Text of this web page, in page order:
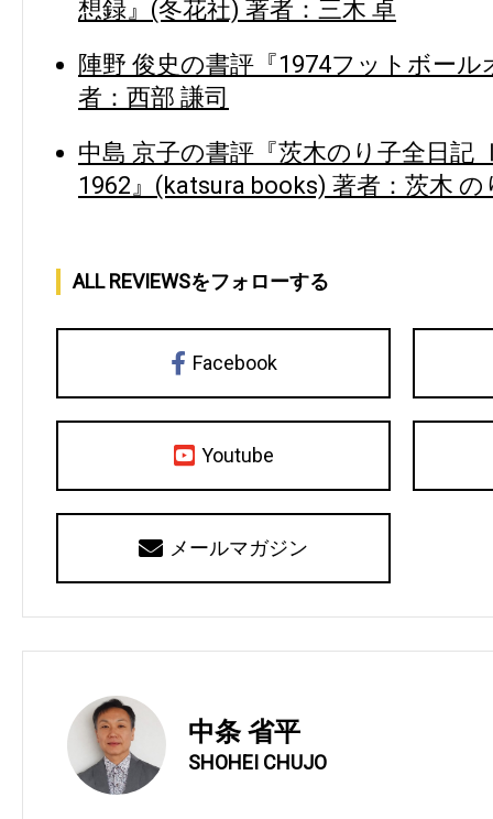
想録』(冬花社) 著者：三木 卓
陣野 俊史の書評『1974フットボー
者：西部 謙司
中島 京子の書評『茨木のり子全日記
1962』(katsura books) 著者：茨木 の
ALL REVIEWSをフォローする
Facebook
Youtube
メールマガジン
中条 省平
SHOHEI CHUJO